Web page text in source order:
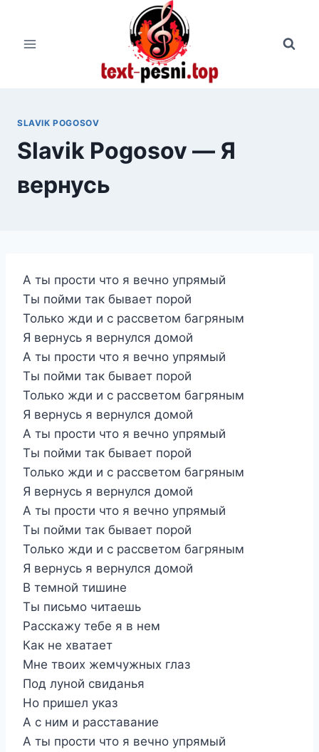
содержимому
SLAVIK POGOSOV
Slavik Pogosov — Я
вернусь
А ты прости что я вечно упрямый
Ты пойми так бывает порой
Только жди и с рассветом багряным
Я вернусь я вернулся домой
А ты прости что я вечно упрямый
Ты пойми так бывает порой
Только жди и с рассветом багряным
Я вернусь я вернулся домой
А ты прости что я вечно упрямый
Ты пойми так бывает порой
Только жди и с рассветом багряным
Я вернусь я вернулся домой
А ты прости что я вечно упрямый
Ты пойми так бывает порой
Только жди и с рассветом багряным
Я вернусь я вернулся домой
В темной тишине
Ты письмо читаешь
Расскажу тебе я в нем
Как не хватает
Мне твоих жемчужных глаз
Под луной свиданья
Но пришел указ
А с ним и расставание
А ты прости что я вечно упрямый